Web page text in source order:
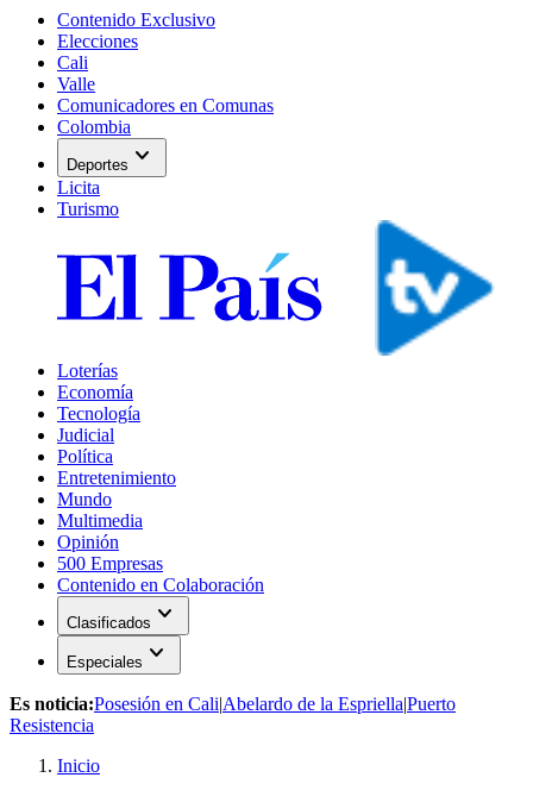
Contenido Exclusivo
Elecciones
Cali
Valle
Comunicadores en Comunas
Colombia
Deportes expand_more
Licita
Turismo
Loterías
Economía
Tecnología
Judicial
Política
Entretenimiento
Mundo
Multimedia
Opinión
500 Empresas
Contenido en Colaboración
Clasificados expand_more
Especiales expand_more
Es noticia:Posesión en Cali|Abelardo de la Espriella|Puerto
Resistencia
Inicio